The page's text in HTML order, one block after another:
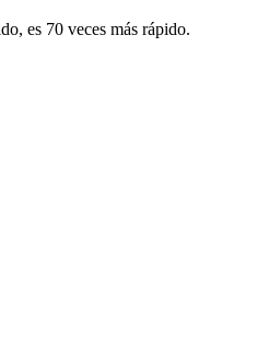
es 70 veces más rápido.